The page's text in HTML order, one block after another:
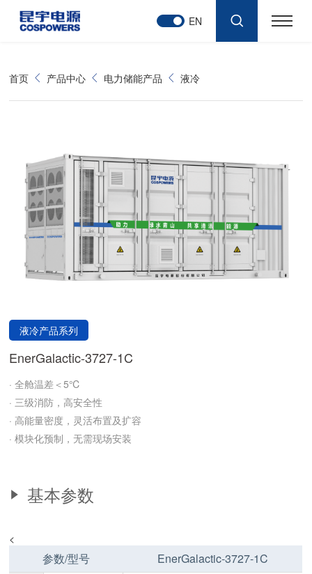
EN
首页 产品中心 电力储能产品 液冷
液冷产品系列
EnerGalactic-3727-1C
· 全舱温差＜5℃
· 三级消防，高安全性
· 高能量密度，灵活布置及扩容
· 模块化预制，无需现场安装
基本参数
<
参数/型号 EnerGalactic-3727-1C